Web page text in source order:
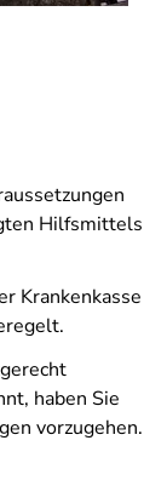
Hilfsmittels
Krankenkasse
haben Sie
vorzugehen.